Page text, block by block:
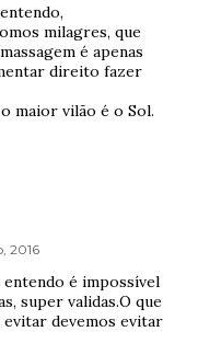
milagres, que
é apenas
direito fazer
maior vilão é o Sol.
2016
é impossível
super validas.O que
evitar devemos evitar